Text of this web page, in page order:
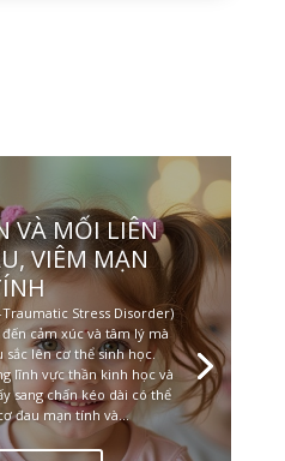
VÀ MỐI LIÊN
VIÊM MẠN
Traumatic Stress Disorder)
cảm xúc và tâm lý mà
sắc lên cơ thể sinh học.
lĩnh vực thần kinh học và
sang chấn kéo dài có thể
đau mạn tính và...